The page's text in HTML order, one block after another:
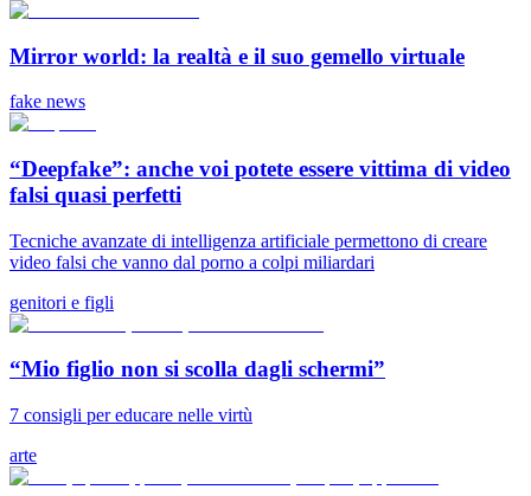
Mirror world: la realtà e il suo gemello virtuale
fake news
“Deepfake”: anche voi potete essere vittima di video
falsi quasi perfetti
Tecniche avanzate di intelligenza artificiale permettono di creare
video falsi che vanno dal porno a colpi miliardari
genitori e figli
“Mio figlio non si scolla dagli schermi”
7 consigli per educare nelle virtù
arte